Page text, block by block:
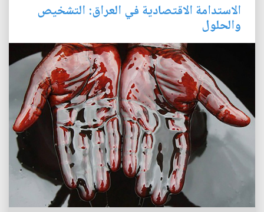
الاستدامة الاقتصادية في العراق: التشخيص
والحلول